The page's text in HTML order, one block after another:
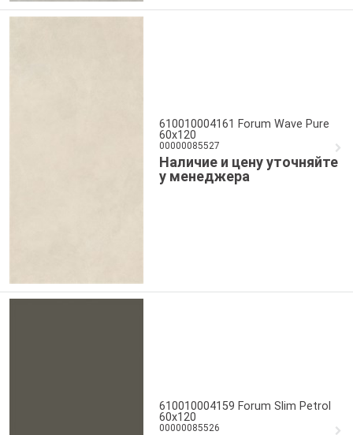
610010004161 Forum Wave Pure
60x120
00000085527
Наличие и цену уточняйте
у менеджера
610010004159 Forum Slim Petrol
60x120
00000085526